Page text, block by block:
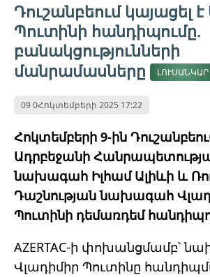
Դուշանբեում կայացել
Պուտինի հանդիպումը.
բանակցությունների
մանրամասները
ԼՈՒՍԱՆԿԱՐ
09 0Հոկտեմբերի 2025 17:22
Հոկտեմբերի 9-ին
Ադրբեջանի
նախագահ Իլհամ Ալիևի և
Դաշնության նախագահ
Պուտինի դեմառդեմ
AZERTAC-ի փոխանցմամբ՝
Վլադիմիր Պուտինը